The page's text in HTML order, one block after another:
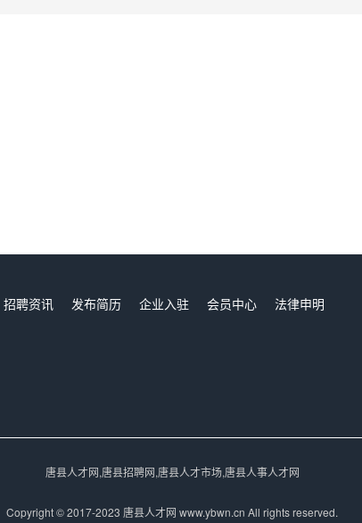
招聘资讯 发布简历 企业入驻 会员中心
法律申明
唐县人才网,唐县招聘网,唐县人才市场,唐县人事人才网
Copyright © 2017-2023 唐县人才网 www.ybwn.cn All rights reserved.